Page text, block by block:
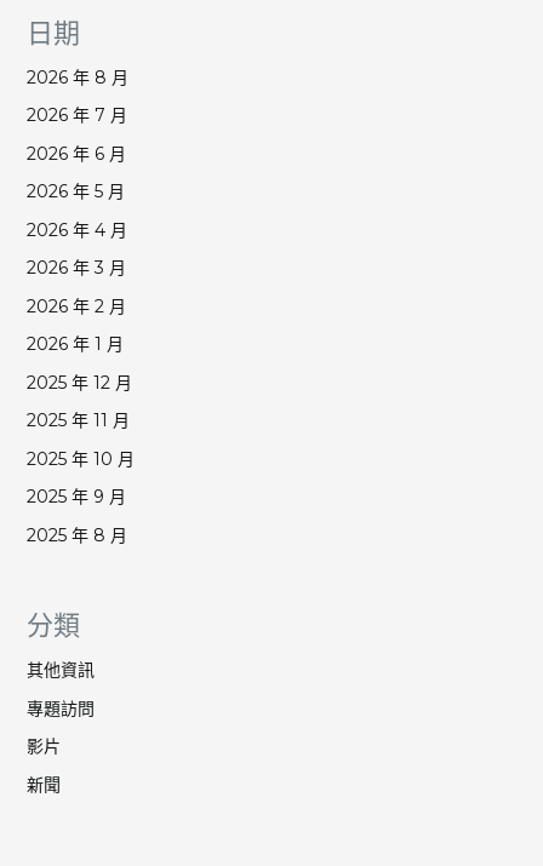
日期
2026 年 8 月
2026 年 7 月
2026 年 6 月
2026 年 5 月
2026 年 4 月
2026 年 3 月
2026 年 2 月
2026 年 1 月
2025 年 12 月
2025 年 11 月
2025 年 10 月
2025 年 9 月
2025 年 8 月
分類
其他資訊
專題訪問
影片
新聞